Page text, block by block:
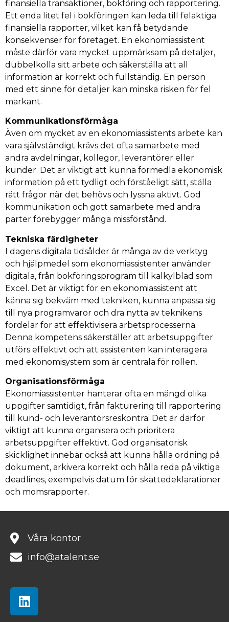
finansiella transaktioner, bokföring och rapportering.
Ett enda litet fel i bokföringen kan leda till felaktiga
finansiella rapporter, vilket kan få betydande
konsekvenser för företaget. En ekonomiassistent
måste därför vara mycket uppmärksam på detaljer,
dubbelkolla sitt arbete och säkerställa att all
information är korrekt och fullständig. En person
med ett sinne för detaljer kan minska risken för fel
markant.
Kommunikationsförmåga
Även om mycket av en ekonomiassistents arbete kan
vara självständigt krävs det ofta samarbete med
andra avdelningar, kollegor, leverantörer eller
kunder. Det är viktigt att kunna förmedla ekonomisk
information på ett tydligt och förståeligt sätt, ställa
rätt frågor när det behövs och lyssna aktivt. God
kommunikation och gott samarbete med andra
parter förebygger många missförstånd.
Tekniska färdigheter
I dagens digitala tidsålder är många av de verktyg
och hjälpmedel som ekonomiassistenter använder
digitala, från bokföringsprogram till kalkylblad som
Excel. Det är viktigt för en ekonomiassistent att
känna sig bekväm med tekniken, kunna anpassa sig
till nya programvaror och dra nytta av teknikens
fördelar för att effektivisera arbetsprocesserna.
Denna kompetens säkerställer att arbetsuppgifter
utförs effektivt och att assistenten kan interagera
med ekonomisystem som är centrala för rollen.
Organisationsförmåga
Ekonomiassistenter hanterar ofta en mängd olika
uppgifter samtidigt, från fakturering till rapportering
till kund- och leverantörsreskontra. Det är därför
viktigt att kunna organisera och prioritera
arbetsuppgifter effektivt. God organisatorisk
skicklighet innebär också att kunna hålla ordning på
dokument, arkivera korrekt och hålla reda på viktiga
deadlines, exempelvis datum för skattedeklarationer
och momsrapporter.
Våra kontor
info@atalent.se